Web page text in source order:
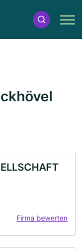
Firma bewerten